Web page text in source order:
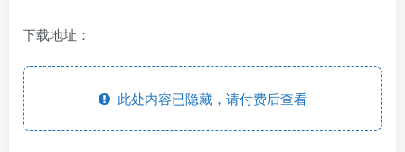
下载地址：
此处内容已隐藏，请付费后查看